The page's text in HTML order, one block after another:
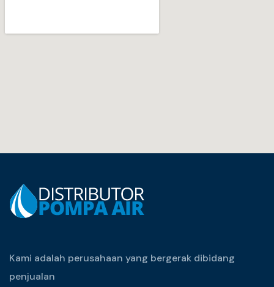
Kami adalah perusahaan yang bergerak dibidang
penjualan